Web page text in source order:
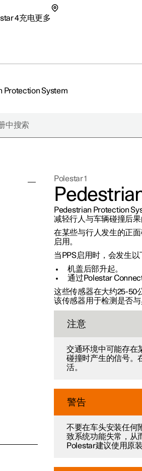
4充电更多
新闻
注册新闻简报
（在新窗口中
Protection System
Polestar 1
Pedestrian Protection
减轻行人与车辆碰撞后果
在某些与行人发生的正
启用。
当PPS启用时，会发生以
机盖后部升起。
通过Polestar
这些传感器在大约25-50
该传感器用于检测是否
注意
交通环境中可能存在
碰撞时产生的信号。
活。
警告
不要在车头安装任何
致系统功能失常，从
Polestar建议使用原